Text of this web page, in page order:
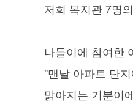
저희 복지관 7명
나들이에 참여한
"맨날 아파트 단
맑아지는 기분이